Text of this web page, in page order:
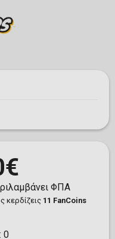
ΦΠΑ
κερδίζεις 11 FanCoins
0